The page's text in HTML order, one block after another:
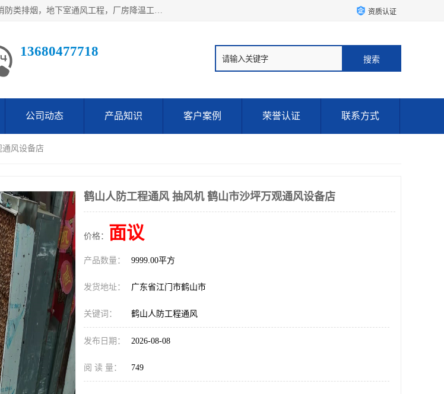
鹤山市沙坪万观通风设备店是一家专业的通风工程方案公司，专注解决酒店、厨房、消防类排烟，地下室通风工程，厂房降温工程，工业除尘净化工程及各类环保通风工程。 资质认证
13680477718
公司动态 产品知识 客户案例 荣誉认证 联系方式
通风设备店
鹤山人防工程通风 抽风机 鹤山市沙坪万观通风设备店
价格： 面议
产品数量： 9999.00平方
发货地址： 广东省江门市鹤山市
关键词： 鹤山人防工程通风
发布日期： 2026-08-08
阅 读 量： 749